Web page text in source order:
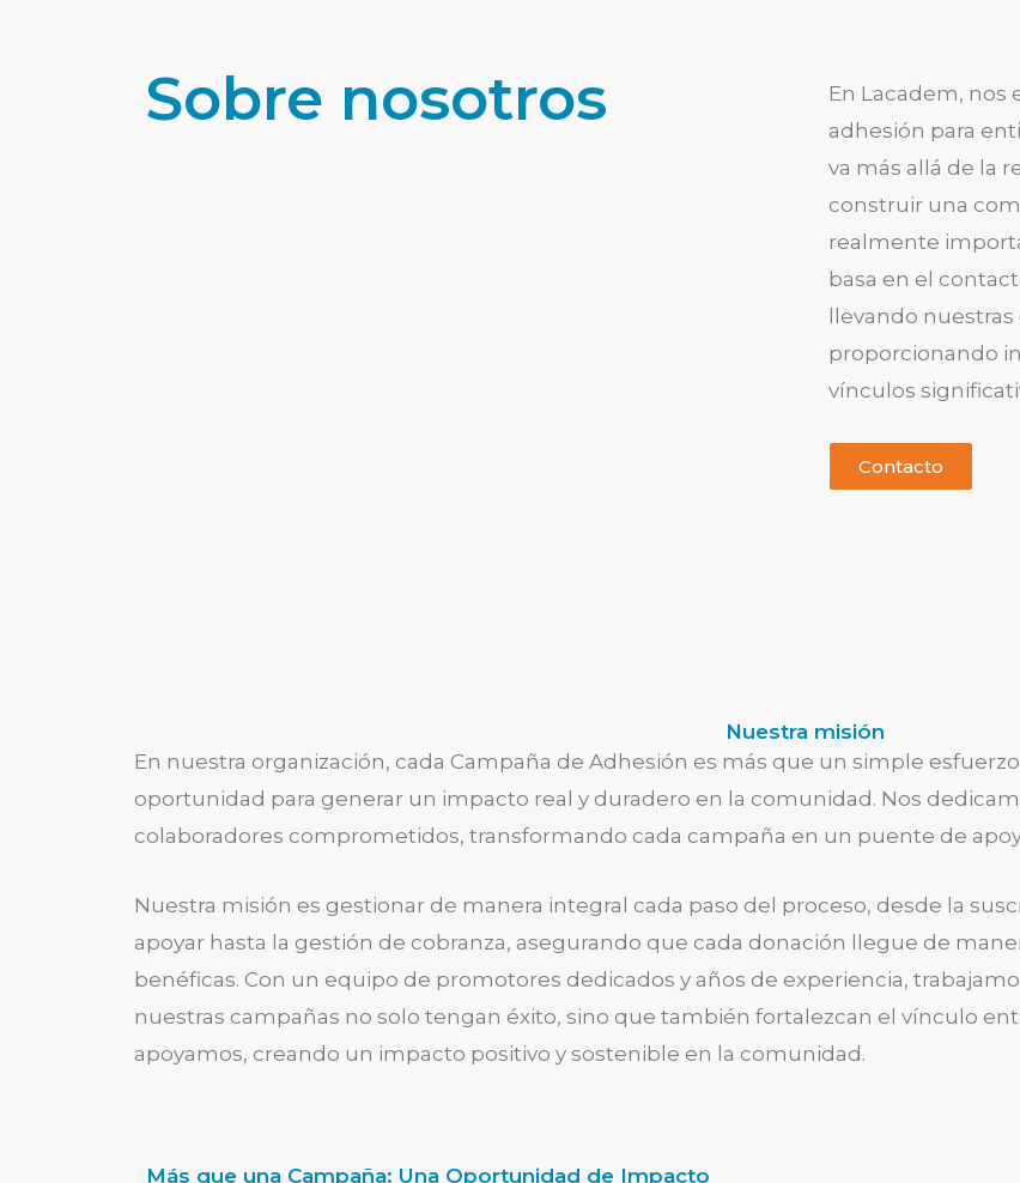
Sobre nosotros
En Lacadem, nos
adhesión para
va más allá de la
construir una
realmente
basa en el
llevando
proporcionando
vínculos
Contacto
Nuestra misión
En nuestra organización, cada Campaña de Adhesión es más que un simple
oportunidad para generar un impacto real y duradero en la comunidad. Nos
colaboradores comprometidos, transformando cada campaña en un puente de
Nuestra misión es gestionar de manera integral cada paso del proceso, desde la
apoyar hasta la gestión de cobranza, asegurando que cada donación llegue de
benéficas. Con un equipo de promotores dedicados y años de experiencia,
nuestras campañas no solo tengan éxito, sino que también fortalezcan el vínculo
apoyamos, creando un impacto positivo y sostenible en la comunidad.
Más que una Campaña: Una Oportunidad de Impacto